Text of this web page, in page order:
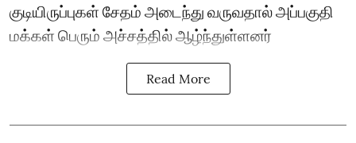
குடியிருப்புகள் சேதம் அடைந்து வருவதால் அப்பகுதி
மக்கள் பெரும் அச்சத்தில் ஆழ்ந்துள்ளனர்
Read More